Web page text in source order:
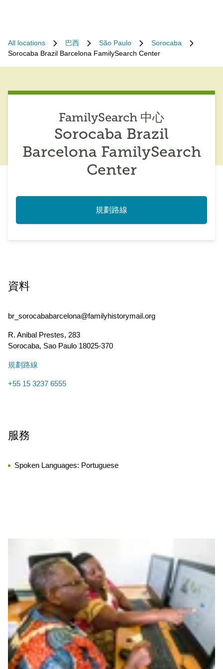
All locations 巴西 São Paulo
Sorocaba
Sorocaba Brazil Barcelona FamilySearch Center
FamilySearch 中心
Sorocaba Brazil
Barcelona FamilySearch
Center
規劃路線
資料
br_sorocababarcelona@familyhistorymail.org
R. Anibal Prestes, 283
Sorocaba, Sao Paulo 18025-370
規劃路線
+55 15 3237 6555
服務
Spoken Languages: Portuguese